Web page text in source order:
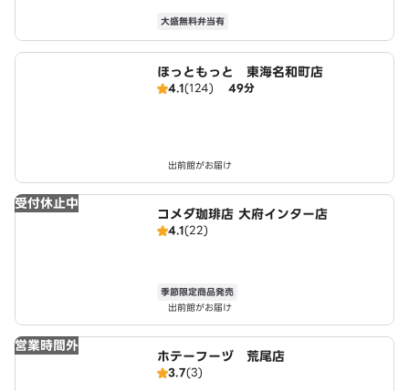
大盛無料弁当有
ほっともっと 東海名和町店
4.1(124) 49分
出前館がお届け
受付休止中
コメダ珈琲店 大府インター店
4.1(22)
季節限定商品発売
出前館がお届け
営業時間外
ホテーフーヅ 荒尾店
3.7(3)